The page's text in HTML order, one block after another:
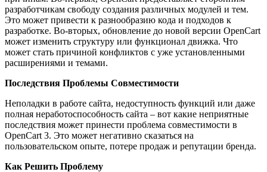
разработчикам свободу создания различных модулей и тем.
Это может привести к разнообразию кода и подходов к
разработке. Во-вторых, обновление до новой версии OpenCart
может изменить структуру или функционал движка. Что
может стать причиной конфликтов с уже установленными
расширениями и темами.
Последствия Проблемы Совместимости
Неполадки в работе сайта, недоступность функций или даже
полная неработоспособность сайта – вот какие неприятные
последствия может принести проблема совместимости в
OpenCart 3. Это может негативно сказаться на
пользовательском опыте, потере продаж и репутации бренда.
Как Решить Проблему